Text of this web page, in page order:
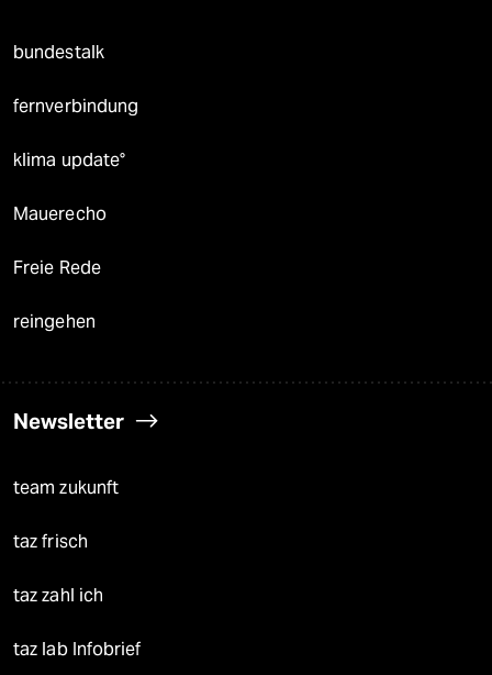
bundestalk
fernverbindung
klima update°
Mauerecho
Freie Rede
reingehen
Newsletter
team zukunft
taz frisch
taz zahl ich
taz lab Infobrief